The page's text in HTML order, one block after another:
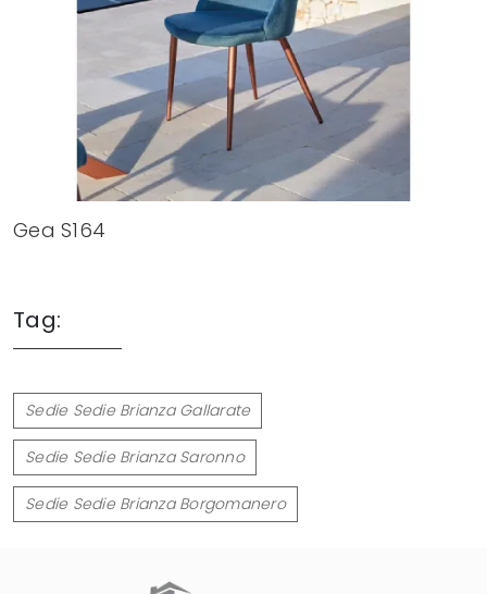
Gea S164
Tag:
Sedie Sedie Brianza Gallarate
Sedie Sedie Brianza Saronno
Sedie Sedie Brianza Borgomanero